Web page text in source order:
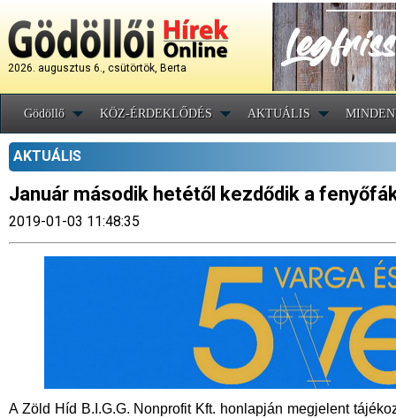
2026. augusztus 6., csütörtök, Berta
Gödöllő KÖZ-ÉRDEKLŐDÉS AKTUÁLIS
AKTUÁLIS
Január második hetétől kezdődik a
2019-01-03 11:48:35
A Zöld Híd B.I.G.G. Nonprofit Kft. honlapján megjelent